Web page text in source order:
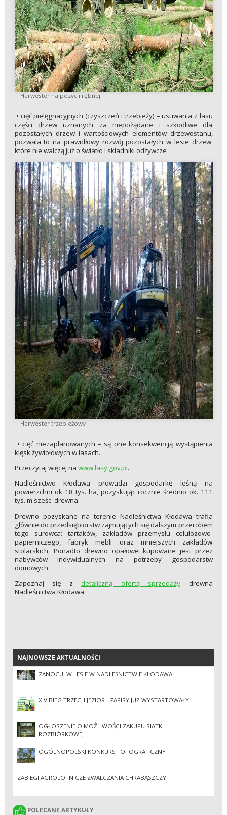
Harwester na pozycji rębnej
• cięć pielęgnacyjnych (czyszczeń i trzebieży) – usuwania z lasu
części drzew uznanych za niepożądane i szkodliwe dla
pozostałych drzew i wartościowych elementów drzewostanu,
pozwala to na prawidłowy rozwój pozostałych w lesie drzew,
które nie walczą już o światło i składniki odżywcze
Harwester trzebieżowy
• cięć niezaplanowanych – są one konsekwencją wystąpienia
klęsk żywiołowych w lasach.
Przeczytaj więcej na www.lasy.gov.pl.
Nadleśnictwo Kłodawa prowadzi gospodarkę leśną na
powierzchni ok 18 tys. ha, pozyskując rocznie średnio ok. 111
tys. m sześc. drewna.
Drewno pozyskane na terenie Nadleśnictwa Kłodawa trafia
głównie do przedsiębiorstw zajmujących się dalszym przerobem
tego surowca: tartaków, zakładów przemysłu celulozowo-
papierniczego, fabryk mebli oraz mniejszych zakładów
stolarskich. Ponadto drewno opałowe kupowane jest przez
nabywców indywidualnych na potrzeby gospodarstw
domowych.
Zapoznaj się z detaliczną ofertą sprzedaży drewna
Nadleśnictwa Kłodawa.
NAJNOWSZE AKTUALNOŚCI
NAJNOWSZE AKTUALNOŚCI
ZANOCUJ W LESIE W NADLEŚNICTWIE KŁODAWA
XIV BIEG TRZECH JEZIOR - ZAPISY JUŻ WYSTARTOWAŁY
OGŁOSZENIE O MOŻLIWOŚCI ZAKUPU SIATKI
ROZBIÓRKOWEJ
OGÓLNOPOLSKI KONKURS FOTOGRAFICZNY
ZABIEGI AGROLOTNICZE ZWALCZANIA CHRABĄSZCZY
POLECANE ARTYKUŁY
POLECANE ARTYKUŁY